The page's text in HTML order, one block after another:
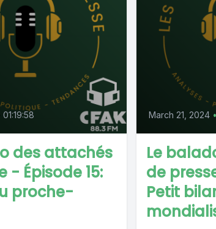
01:19:58
des attachés
- Épisode 15:
proche-
March 21, 2024 •
Le
de
Petit